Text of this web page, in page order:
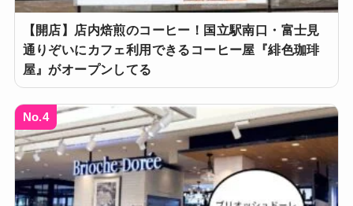
【開店】店内焙煎のコーヒー！国立駅南口・富士見
通りぞいにカフェ利用できるコーヒー屋『緋色珈琲
屋』がオープンしてる
No.4